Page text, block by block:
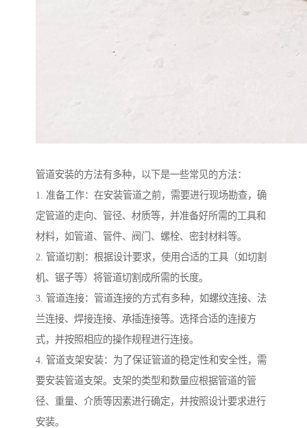
管道安装的方法有多种，以下是一些常见的方法：
1. 准备工作：在安装管道之前，需要进行现场勘查，确
定管道的走向、管径、材质等，并准备好所需的工具和
材料，如管道、管件、阀门、螺栓、密封材料等。
2. 管道切割：根据设计要求，使用合适的工具（如切割
机、锯子等）将管道切割成所需的长度。
3. 管道连接：管道连接的方式有多种，如螺纹连接、法
兰连接、焊接连接、承插连接等。选择合适的连接方
式，并按照相应的操作规程进行连接。
4. 管道支架安装：为了保证管道的稳定性和安全性，需
要安装管道支架。支架的类型和数量应根据管道的管
径、重量、介质等因素进行确定，并按照设计要求进行
安装。